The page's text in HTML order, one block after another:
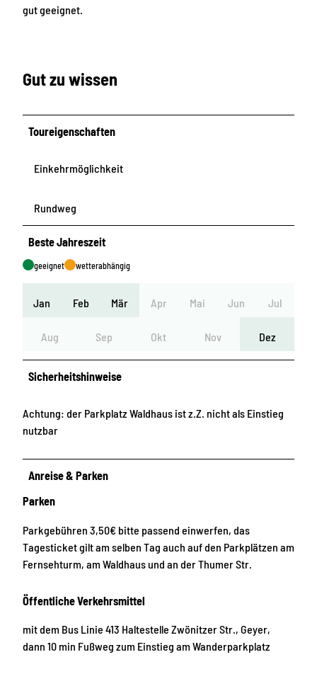
gut geeignet.
Gut zu wissen
Toureigenschaften
Einkehrmöglichkeit
Rundweg
Beste Jahreszeit
geeignet wetterabhängig
Jan Feb Mär Apr Mai Jun Jul
Aug Sep Okt Nov Dez
Sicherheitshinweise
Achtung: der Parkplatz Waldhaus ist z.Z. nicht als Einstieg
nutzbar
Anreise & Parken
Parken
Parkgebühren 3,50€ bitte passend einwerfen, das
Tagesticket gilt am selben Tag auch auf den Parkplätzen am
Fernsehturm, am Waldhaus und an der Thumer Str.
Öffentliche Verkehrsmittel
mit dem Bus Linie 413 Haltestelle Zwönitzer Str., Geyer,
dann 10 min Fußweg zum Einstieg am Wanderparkplatz